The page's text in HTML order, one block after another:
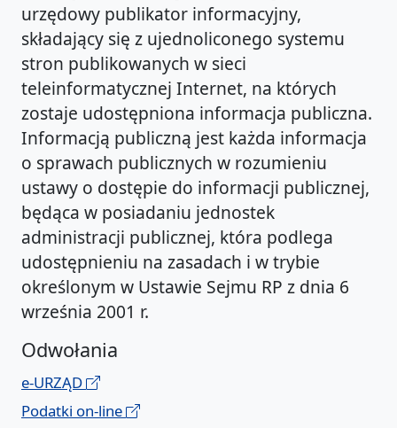
urzędowy publikator informacyjny,
składający się z ujednoliconego systemu
stron publikowanych w sieci
teleinformatycznej Internet, na których
zostaje udostępniona informacja publiczna.
Informacją publiczną jest każda informacja
o sprawach publicznych w rozumieniu
ustawy o dostępie do informacji publicznej,
będąca w posiadaniu jednostek
administracji publicznej, która podlega
udostępnieniu na zasadach i w trybie
określonym w Ustawie Sejmu RP z dnia 6
września 2001 r.
Odwołania
e-URZĄD
Podatki on-line